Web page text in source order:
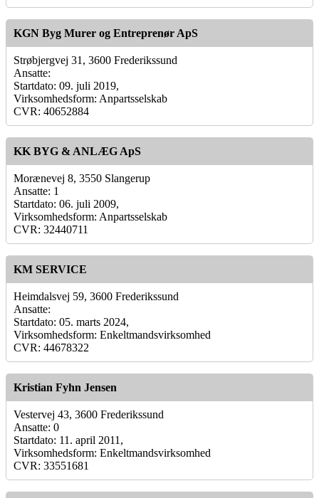
KGN Byg Murer og Entreprenør ApS
Strøbjergvej 31, 3600 Frederikssund
Ansatte:
Startdato: 09. juli 2019,
Virksomhedsform: Anpartsselskab
CVR: 40652884
KK BYG & ANLÆG ApS
Morænevej 8, 3550 Slangerup
Ansatte: 1
Startdato: 06. juli 2009,
Virksomhedsform: Anpartsselskab
CVR: 32440711
KM SERVICE
Heimdalsvej 59, 3600 Frederikssund
Ansatte:
Startdato: 05. marts 2024,
Virksomhedsform: Enkeltmandsvirksomhed
CVR: 44678322
Kristian Fyhn Jensen
Vestervej 43, 3600 Frederikssund
Ansatte: 0
Startdato: 11. april 2011,
Virksomhedsform: Enkeltmandsvirksomhed
CVR: 33551681